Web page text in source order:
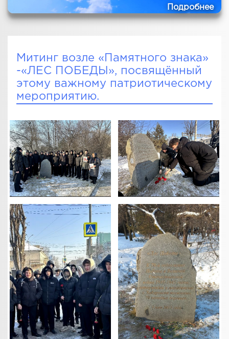
Подробнее
Митинг возле «Памятного знака»
-«ЛЕС ПОБЕДЫ», посвящённый
этому важному патриотическому
мероприятию.